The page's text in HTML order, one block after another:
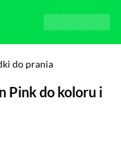
do prania
Pink do koloru i